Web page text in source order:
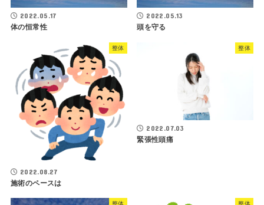
2022.05.17
体の恒常性
2022.05.13
頭を守る
整体
2022.08.27
施術のペースは
整体
2022.07.03
緊張性頭痛
整体 整体